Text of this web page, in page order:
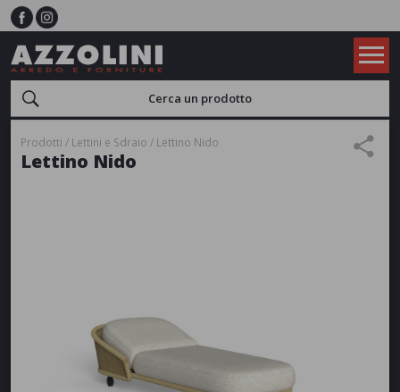
Prodotti Lettini e Sdraio Lettino Nido
Lettino Nido